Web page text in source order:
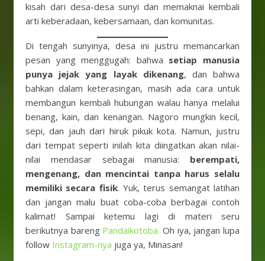
kisah dari desa-desa sunyi dan memaknai kembali
arti keberadaan, kebersamaan, dan komunitas.
Di tengah sunyinya, desa ini justru memancarkan
pesan yang menggugah: bahwa setiap manusia
punya jejak yang layak dikenang, dan bahwa
bahkan dalam keterasingan, masih ada cara untuk
membangun kembali hubungan walau hanya melalui
benang, kain, dan kenangan. Nagoro mungkin kecil,
sepi, dan jauh dari hiruk pikuk kota. Namun, justru
dari tempat seperti inilah kita diingatkan akan nilai-
nilai mendasar sebagai manusia: berempati,
mengenang, dan mencintai tanpa harus selalu
memiliki secara fisik. Yuk, terus semangat latihan
dan jangan malu buat coba-coba berbagai contoh
kalimat! Sampai ketemu lagi di materi seru
berikutnya barengPandaikotoba.Oh iya, jangan lupa
follow Instagram-nya juga ya, Minasan!